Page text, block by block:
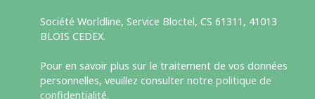
Société Worldline, Service Bloctel, CS 61311, 41013
BLOIS CEDEX.
Pour en savoir plus sur le traitement de vos données
personnelles, veuillez consulter notre politique de
confidentialité.